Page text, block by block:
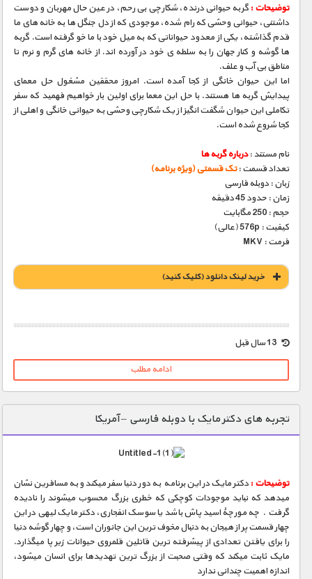
توضیحات : گربه حیوانی درنده، شکارچی بی رحم، در عین حال مهربان و دوست
داشتنی، حیوانی وحشی که رام شده، موجودی که از دل جنگل ها به خانه های ما
قدم گذاشته، یکی از معدود حیواناتی که به میل خود با ما خو گرفته است. گربه
ها گوشه و کنار جهان را به سلطه ی خود در آورده اند. از خانه های گرم و نرم تا
مناطق بی آب و علف.
اما این حیوان خانگی از کجا آمده است. امروز محققین مشغول حل معمای
پیدایش گربه ها هستند. با حل این معما برای اولین بار خواهیم فهمید که سفر
تکاملی این حیوان شگفت انگیز از یک شکارچی وحشی به حیوانی خانگی و اهلی از
کجا شروع شده است.
نام مستند :درباره گربه ها
تعداد قسمت :تک قسمتی (ویژه برنامه)
زبان : دوبله فارسی
زمان : حدود 45 دقیقه
حجم : 250 مگابایت
کیفیت : 576p (عالی)
فرمت : MKV
خريد لينک دانلود (کليک کنيد)
1900 تومان – خريد لينک دانلود (افزودن به سبد خريد)
ادامه مطلب
تجربه های دکتر مایک با دوبله فارسی – آمریکا
توضیحات :دکتر مایک در این برنامه به دور دنیا سفر میکند و به مسافرین نشان
میدهد که نباید موجودات کوچکی که خطری بزرگ محسوب میشوند را نادیده
گرفت . چه مورچۀ اسید پاش باشد یا سوسک انفجاری، دکتر مایک لیهی در این
چهار قسمت پر از هیجان به دنبال مخوف ترین این جانوران است، و چهار گوشه دنیا
را برای یافتن تعدادی از پیشرفته ترین قاتلین قلمروی حیوانات زیر پا میگذارد.
مایک ثابت میکند که وقتی صحبت از بزرگ ترین تهدیدها برای انسان میشود،
اندازه اهمیت چندانی ندارد